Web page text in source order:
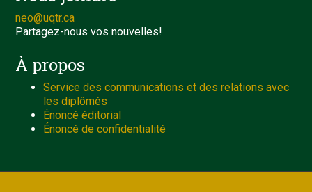
neo@uqtr.ca
Partagez-nous vos nouvelles!
À propos
Service des communications et des relations avec
les diplômés
Énoncé éditorial
Énoncé de confidentialité